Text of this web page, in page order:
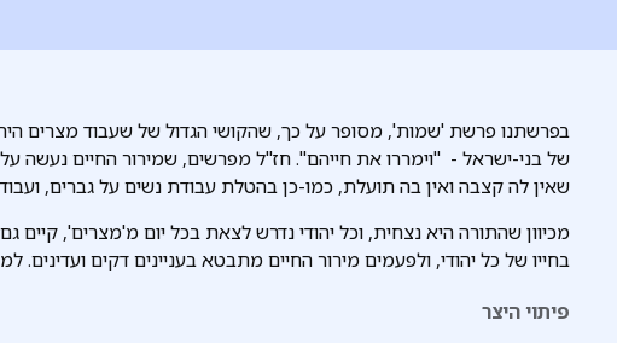
בפרשתנו פרשת 'שמות', מסופר על כך, שהקושי הגדול של שעבוד מצרים
של בני-ישראל - "וימררו את חייהם". חז"ל מפרשים, שמירור החיים נעשה
שאין לה קצבה ואין בה תועלת, כמו-כן בהטלת עבודת נשים על גברים,
מכיוון שהתורה היא נצחית, וכל יהודי נדרש לצאת בכל יום מ'מצרים', קיים
בחייו של כל יהודי, ולפעמים מירור החיים מתבטא בעניינים דקים ועדינים.
פיתוי היצר